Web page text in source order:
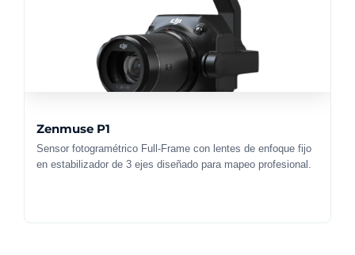
Zenmuse P1
Sensor fotogramétrico Full-Frame con lentes de enfoque fijo
en estabilizador de 3 ejes diseñado para mapeo profesional.